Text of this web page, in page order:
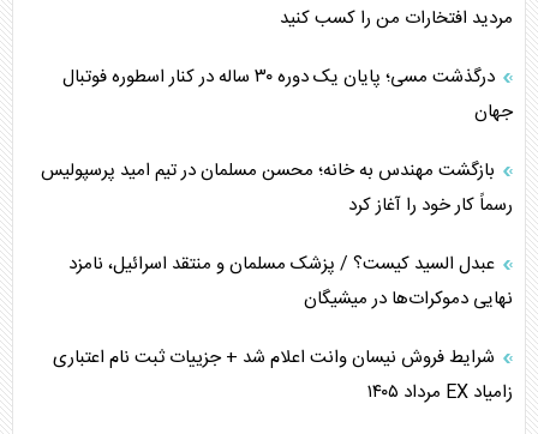
مردید افتخارات من را کسب کنید
درگذشت مسی؛ پایان یک دوره ۳۰ ساله در کنار اسطوره فوتبال
جهان
بازگشت مهندس به خانه؛ محسن مسلمان در تیم امید پرسپولیس
رسماً کار خود را آغاز کرد
عبدل السید کیست؟ / پزشک مسلمان و منتقد اسرائیل، نامزد
نهایی دموکرات‌ها در میشیگان
شرایط فروش نیسان وانت اعلام شد + جزییات ثبت نام اعتباری
زامیاد EX مرداد ۱۴۰۵